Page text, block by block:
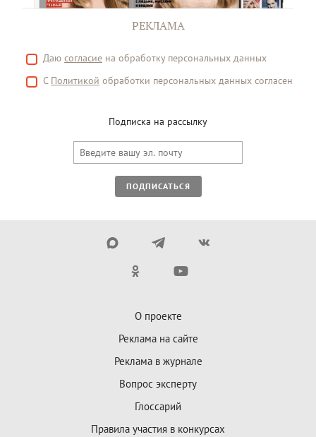
РЕКЛАМА
Даю согласие на обработку персональных данных
С Политикой обработки персональных данных согласен
Подписка на рассылку
ПОДПИСАТЬСЯ
О проекте
Реклама на сайте
Реклама в журнале
Вопрос эксперту
Глоссарий
Правила участия в конкурсах